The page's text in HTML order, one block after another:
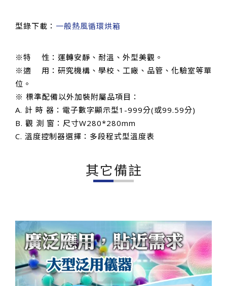
型錄下載： 一般熱風循環烘箱
※特 性：運轉安靜、耐溫、外型美觀。
※適 用：研究機構、學校、工廠、品管、化驗室等單
位。
※ 標準配備以外加裝附屬品項目：
A. 計 時 器：電子數字顯示型1-999分(或99.59分)
B. 觀 測 窗：尺寸W280*280mm
C. 溫度控制器選擇：多段程式型溫度表
其它備註